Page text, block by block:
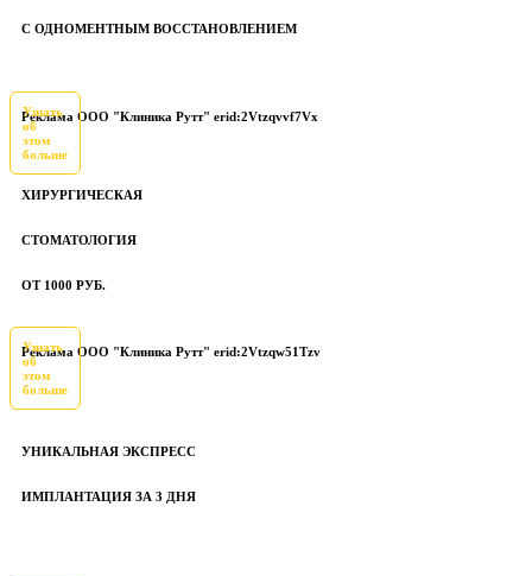
С ОДНОМЕНТНЫМ ВОССТАНОВЛЕНИЕМ
Реклама ООО "Клиника Рутт" erid:2Vtzqvvf7Vx
Узнать
об
этом
больше
ХИРУРГИЧЕСКАЯ
СТОМАТОЛОГИЯ
ОТ 1000 РУБ.
Реклама ООО "Клиника Рутт" erid:2Vtzqw51Tzv
Узнать
об
этом
больше
УНИКАЛЬНАЯ ЭКСПРЕСС
ИМПЛАНТАЦИЯ ЗА 3 ДНЯ